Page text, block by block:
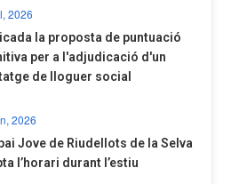
2026
la proposta de puntuació
per a l'adjudicació d'un
de lloguer social
2026
Jove de Riudellots de la Selva
l’horari durant l’estiu